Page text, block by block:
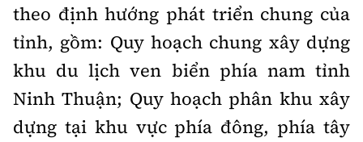
Email: bandoc@baoxaydung.vn
Cấm sao chép dưới mọi hình thức nếu không có sự
chấp thuận bằng văn bản.
theo định hướng phát triển chung của
tỉnh, gồm: Quy hoạch chung xây dựng
khu du lịch ven biển phía nam tỉnh
Ninh Thuận; Quy hoạch phân khu xây
dựng tại khu vực phía đông, phía tây